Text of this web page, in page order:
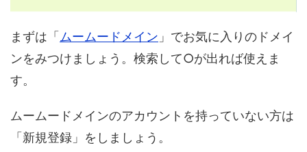
まずは「 ムームードメイン 」でお気に入りのドメイ
ンをみつけましょう。検索して○が出れば使えま
す。
ムームードメインのアカウントを持っていない方は
「新規登録」をしましょう。